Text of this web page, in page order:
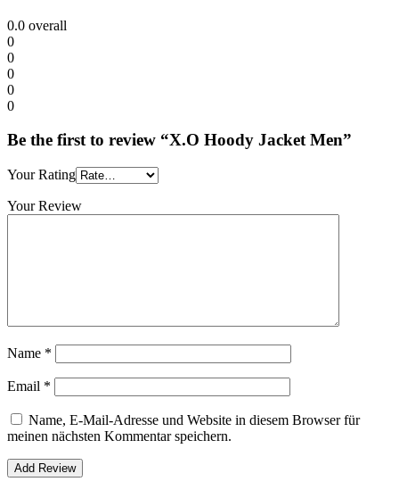
0.0 overall
0
0
0
0
0
Be the first to review “X.O Hoody Jacket Men”
Your Rating
Your Review
Name *
Email *
Name, E-Mail-Adresse und Website in diesem Browser für
meinen nächsten Kommentar speichern.